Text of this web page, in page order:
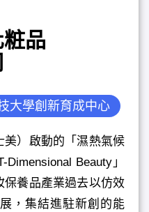
品
大學創新育成中心
美）啟動的「濕熱氣候
Beauty」
保養品產業過去以仿效
，集結進駐新創的能